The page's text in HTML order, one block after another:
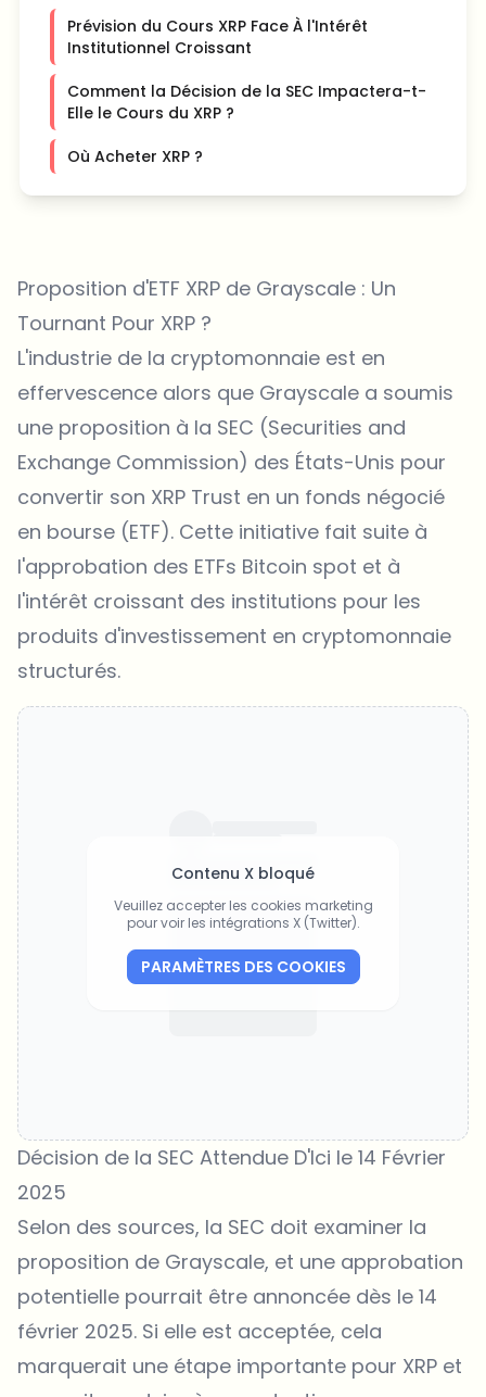
Prévision du Cours XRP Face À l'Intérêt
Institutionnel Croissant
Comment la Décision de la SEC Impactera-t-
Elle le Cours du XRP ?
Où Acheter XRP ?
Proposition d'ETF XRP de Grayscale : Un
Tournant Pour XRP ?
L'industrie de la cryptomonnaie est en
effervescence alors que Grayscale a soumis
une proposition à la SEC (Securities and
Exchange Commission) des États-Unis pour
convertir son XRP Trust en un fonds négocié
en bourse (ETF). Cette initiative fait suite à
l'approbation des ETFs Bitcoin spot et à
l'intérêt croissant des institutions pour les
produits d'investissement en cryptomonnaie
structurés.
Contenu X bloqué
Veuillez accepter les cookies marketing
pour voir les intégrations X (Twitter).
PARAMÈTRES DES COOKIES
Décision de la SEC Attendue D'Ici le 14 Février
2025
Selon des sources, la SEC doit examiner la
proposition de Grayscale, et une approbation
potentielle pourrait être annoncée dès le 14
février 2025. Si elle est acceptée, cela
marquerait une étape importante pour XRP et